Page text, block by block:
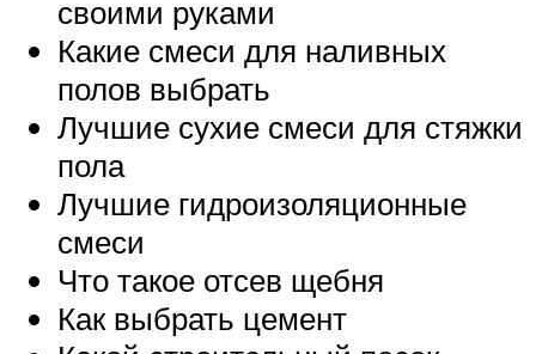
своими руками
Какие смеси для наливных
полов выбрать
Лучшие сухие смеси для стяжки
пола
Лучшие гидроизоляционные
смеси
Что такое отсев щебня
Как выбрать цемент